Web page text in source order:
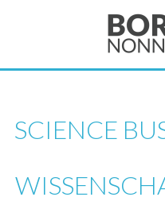
SCIENCE